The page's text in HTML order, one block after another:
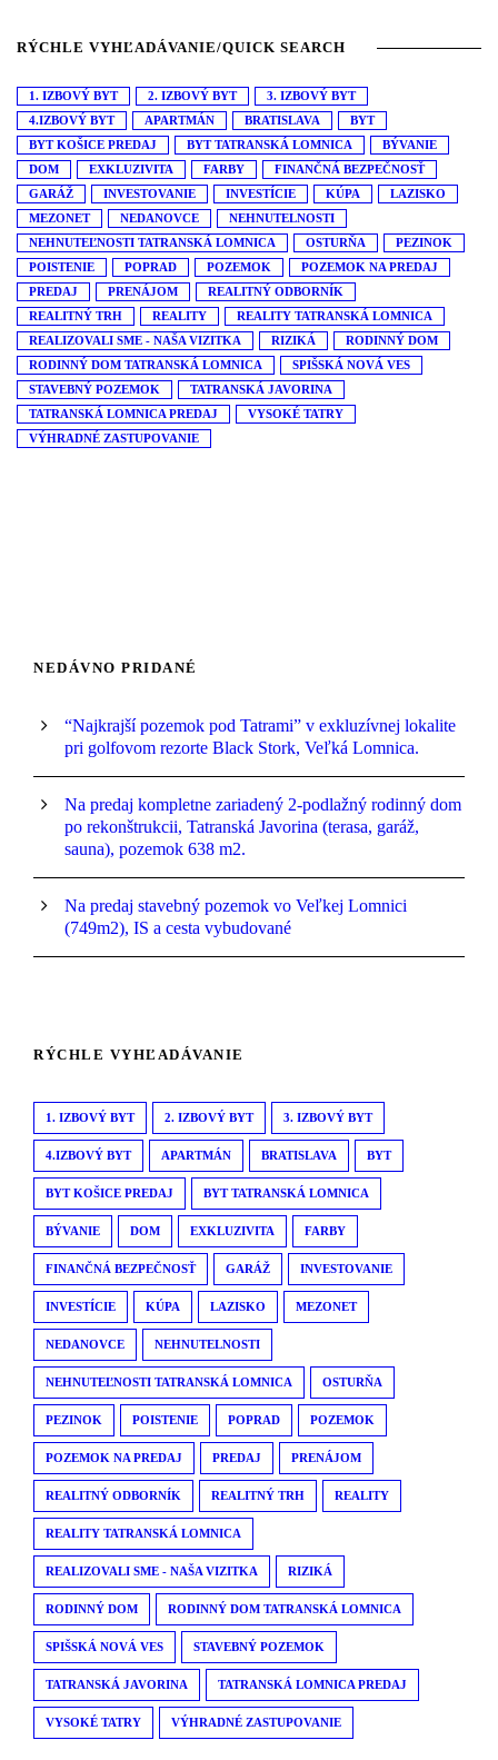
RÝCHLE VYHĽADÁVANIE/QUICK SEARCH
1. IZBOVÝ BYT 2. IZBOVÝ BYT
3. IZBOVÝ BYT
4.IZBOVÝ BYT
APARTMÁN BRATISLAVA
BYT
BYT KOŠICE PREDAJ
BYT TATRANSKÁ LOMNICA
BÝVANIE
DOM
EXKLUZIVITA FARBY
FINANČNÁ BEZPEČNOSŤ
GARÁŽ
INVESTOVANIE INVESTÍCIE KÚPA
LAZISKO
MEZONET
NEDANOVCE
NEHNUTELNOSTI
NEHNUTEĽNOSTI TATRANSKÁ LOMNICA
OSTURŇA
PEZINOK
POISTENIE
POPRAD POZEMOK
POZEMOK NA PREDAJ
PREDAJ
PRENÁJOM
REALITNÝ ODBORNÍK
REALITNÝ TRH
REALITY
REALITY TATRANSKÁ LOMNICA
REALIZOVALI SME - NAŠA VIZITKA
RIZIKÁ
RODINNÝ DOM
RODINNÝ DOM TATRANSKÁ LOMNICA
SPIŠSKÁ NOVÁ VES
STAVEBNÝ POZEMOK
TATRANSKÁ JAVORINA
TATRANSKÁ LOMNICA PREDAJ
VYSOKÉ TATRY
VÝHRADNÉ ZASTUPOVANIE
NEDÁVNO PRIDANÉ
“Najkrajší pozemok pod Tatrami” v exkluzívnej lokalite
pri golfovom rezorte Black Stork, Veľká Lomnica.
Na predaj kompletne zariadený 2-podlažný rodinný dom
po rekonštrukcii, Tatranská Javorina (terasa, garáž,
sauna), pozemok 638 m2.
Na predaj stavebný pozemok vo Veľkej Lomnici
(749m2), IS a cesta vybudované
RÝCHLE VYHĽADÁVANIE
1. IZBOVÝ BYT 2. IZBOVÝ BYT 3. IZBOVÝ BYT
4.IZBOVÝ BYT APARTMÁN BRATISLAVA BYT
BYT KOŠICE PREDAJ BYT TATRANSKÁ LOMNICA
BÝVANIE DOM EXKLUZIVITA FARBY
FINANČNÁ BEZPEČNOSŤ GARÁŽ INVESTOVANIE
INVESTÍCIE KÚPA LAZISKO MEZONET
NEDANOVCE NEHNUTELNOSTI
NEHNUTEĽNOSTI TATRANSKÁ LOMNICA OSTURŇA
PEZINOK POISTENIE POPRAD POZEMOK
POZEMOK NA PREDAJ PREDAJ PRENÁJOM
REALITNÝ ODBORNÍK REALITNÝ TRH REALITY
REALITY TATRANSKÁ LOMNICA
REALIZOVALI SME - NAŠA VIZITKA RIZIKÁ
RODINNÝ DOM RODINNÝ DOM TATRANSKÁ LOMNICA
SPIŠSKÁ NOVÁ VES STAVEBNÝ POZEMOK
TATRANSKÁ JAVORINA TATRANSKÁ LOMNICA PREDAJ
VYSOKÉ TATRY VÝHRADNÉ ZASTUPOVANIE